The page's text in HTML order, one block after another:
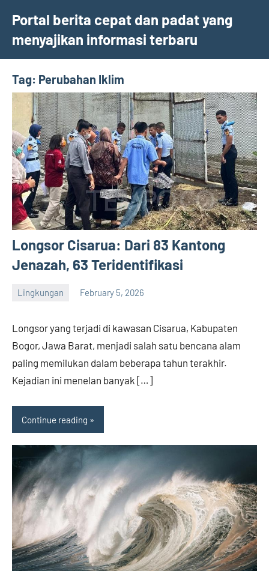
content
Portal berita cepat dan padat yang
menyajikan informasi terbaru
Tag: Perubahan Iklim
Longsor Cisarua: Dari 83 Kantong
Jenazah, 63 Teridentifikasi
Lingkungan February 5, 2026
admin
Longsor yang terjadi di kawasan Cisarua, Kabupaten
Bogor, Jawa Barat, menjadi salah satu bencana alam
paling memilukan dalam beberapa tahun terakhir.
Kejadian ini menelan banyak […]
Continue reading